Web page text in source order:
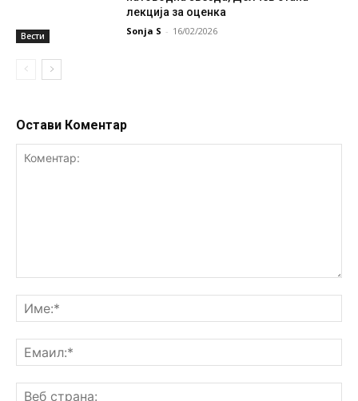
Вести
лекција за оценка
Sonja S - 16/02/2026
Остави Коментар